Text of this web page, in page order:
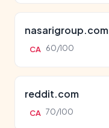
nasarigroup.com
CA 60/100
reddit.com
CA 70/100